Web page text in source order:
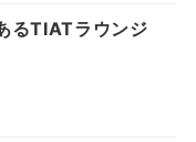
るTIATラウンジ